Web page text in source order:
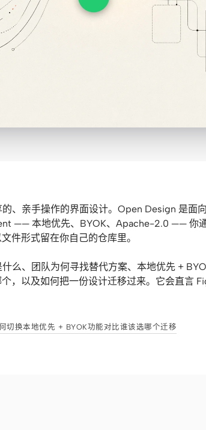
、亲手操作的界面设计。Open Design 是面
—— 本地优先、BYOK、Apache-2.0 —— 你
件形式留在你自己的仓库里。
么、团队为何寻找替代方案、本地优先 +
，以及如何把一份设计迁移过来。它会直言
切换本地优先 + BYOK功能对比谁该选哪个迁移